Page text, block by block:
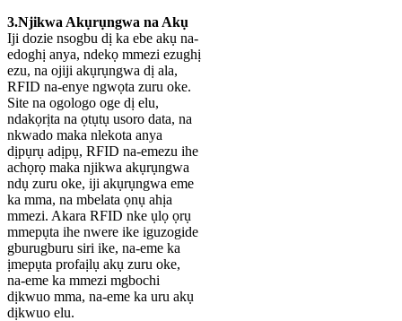
3.Njikwa Akụrụngwa na Akụ
Iji dozie nsogbu dị ka ebe akụ na-
edoghị anya, ndekọ mmezi ezughị
ezu, na ojiji akụrụngwa dị ala,
RFID na-enye ngwọta zuru oke.
Site na ogologo oge dị elu,
ndakọrịta na ọtụtụ usoro data, na
nkwado maka nlekota anya
dịpụrụ adịpụ, RFID na-emezu ihe
achọrọ maka njikwa akụrụngwa
ndụ zuru oke, iji akụrụngwa eme
ka mma, na mbelata ọnụ ahịa
mmezi. Akara RFID nke ụlọ ọrụ
mmepụta ihe nwere ike iguzogide
gburugburu siri ike, na-eme ka
ịmepụta profaịlụ akụ zuru oke,
na-eme ka mmezi mgbochi
dịkwuo mma, na-eme ka uru akụ
dịkwuo elu.